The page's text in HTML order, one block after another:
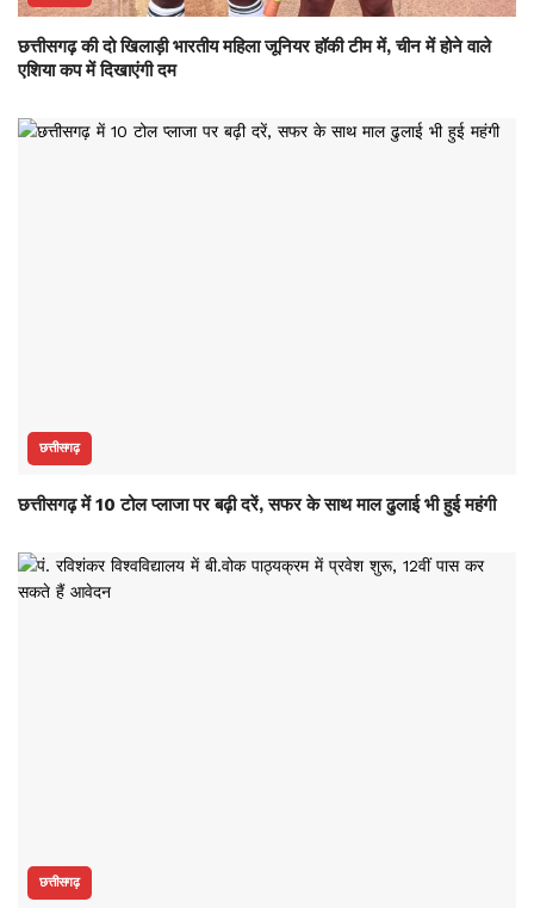
छत्तीसगढ़ की दो खिलाड़ी भारतीय महिला जूनियर हॉकी टीम में, चीन में होने वाले
एशिया कप में दिखाएंगी दम
छत्तीसगढ़
छत्तीसगढ़ में 10 टोल प्लाजा पर बढ़ी दरें, सफर के साथ माल ढुलाई भी हुई महंगी
छत्तीसगढ़